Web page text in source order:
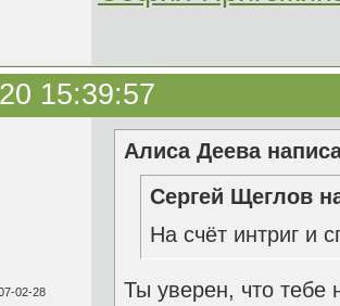
15:39:57
02-28
Алиса Деева
Сергей Щеглов
На счёт интриг и
Ты уверен, что тебе